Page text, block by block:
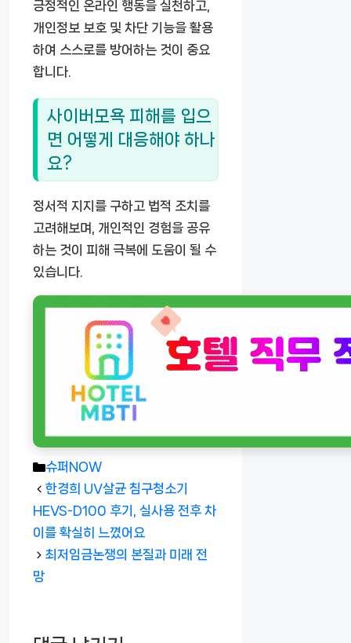
긍정적인 온라인 행동을 실천하고,
개인정보 보호 및 차단 기능을 활용
하여 스스로를 방어하는 것이 중요
합니다.
사이버모욕 피해를 입으
면 어떻게 대응해야 하나
요?
정서적 지지를 구하고 법적 조치를
고려해보며, 개인적인 경험을 공유
하는 것이 피해 극복에 도움이 될 수
있습니다.
카
테
고
리
슈퍼NOW
한경희 UV살균 침구청소기
HEVS-D100 후기, 실사용 전후 차
이를 확실히 느꼈어요
최저임금논쟁의 본질과 미래 전
망